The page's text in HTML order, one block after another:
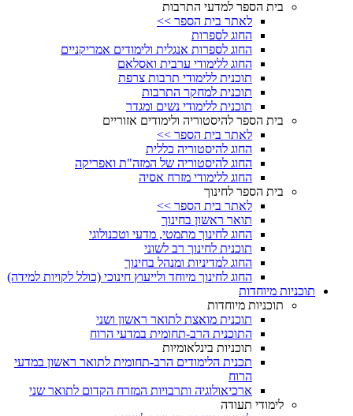
בית הספר למדעי התרבות
לאתר בית הספר >>
החוג לספרות
החוג לספרות אנגלית ולימודים אמריקניים
החוג ללימודי ערבית ואסלאם
תוכנית ללימודי תרבות צרפת
תוכנית למחקר התרבות
תוכנית ללימודי נשים ומגדר
בית הספר להיסטוריה ולימודים אזוריים
לאתר בית הספר >>
החוג להיסטוריה כללית
החוג להיסטוריה של המזה"ת ואפריקה
החוג ללימודי מזרח אסיה
בית הספר לחינוך
לאתר בית הספר >>
תואר ראשון בחינוך
החוג לחינוך מתמטי, מדעי וטכנולוגי
תוכנית לחינוך רב לשוני
החוג למדיניות ומנהל בחינוך
החוג לחינוך מיוחד ולייעוץ חינוכי (כולל לקויות למידה)
תוכניות מיוחדות
תוכניות מיוחדות
תוכנית מואצת לתואר ראשון ושני
התוכנית הרב-תחומית במדעי הרוח
תוכניות בינלאומיות
תכנית הלימודים הרב-תחומית לתואר ראשון במדעי
הרוח
ארכיאולוגיה ותרבויות המזרח הקדום לתואר שני
לימודי תעודה